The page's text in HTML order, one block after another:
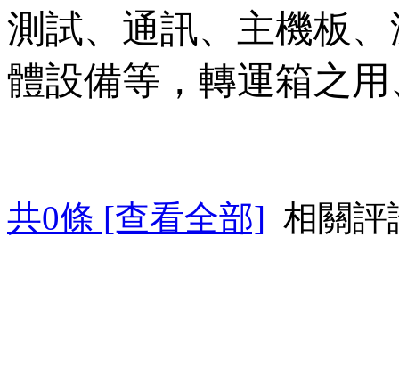
測試、通訊、主機板
體設備等，轉運箱之用
共0條 [查看全部] 相關評